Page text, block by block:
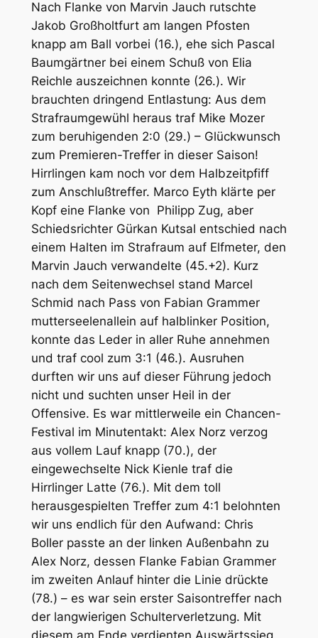
Nach Flanke von Marvin Jauch rutschte
Jakob Großholtfurt am langen Pfosten
knapp am Ball vorbei (16.), ehe sich Pascal
Baumgärtner bei einem Schuß von Elia
Reichle auszeichnen konnte (26.). Wir
brauchten dringend Entlastung: Aus dem
Strafraumgewühl heraus traf Mike Mozer
zum beruhigenden 2:0 (29.) – Glückwunsch
zum Premieren-Treffer in dieser Saison!
Hirrlingen kam noch vor dem Halbzeitpfiff
zum Anschlußtreffer. Marco Eyth klärte per
Kopf eine Flanke von Philipp Zug, aber
Schiedsrichter Gürkan Kutsal entschied nach
einem Halten im Strafraum auf Elfmeter, den
Marvin Jauch verwandelte (45.+2). Kurz
nach dem Seitenwechsel stand Marcel
Schmid nach Pass von Fabian Grammer
mutterseelenallein auf halblinker Position,
konnte das Leder in aller Ruhe annehmen
und traf cool zum 3:1 (46.). Ausruhen
durften wir uns auf dieser Führung jedoch
nicht und suchten unser Heil in der
Offensive. Es war mittlerweile ein Chancen-
Festival im Minutentakt: Alex Norz verzog
aus vollem Lauf knapp (70.), der
eingewechselte Nick Kienle traf die
Hirrlinger Latte (76.). Mit dem toll
herausgespielten Treffer zum 4:1 belohnten
wir uns endlich für den Aufwand: Chris
Boller passte an der linken Außenbahn zu
Alex Norz, dessen Flanke Fabian Grammer
im zweiten Anlauf hinter die Linie drückte
(78.) – es war sein erster Saisontreffer nach
der langwierigen Schulterverletzung. Mit